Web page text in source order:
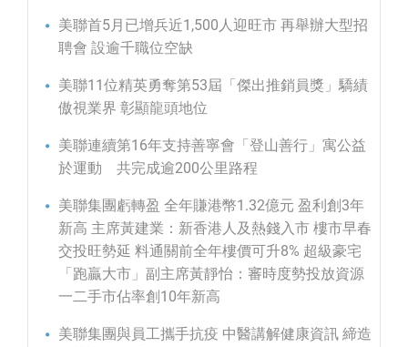
美聯首5月已增兵近1,500人迎旺市 再舉辦大型招
聘會 設逾千職位空缺
美聯11位精英勇奪第53屆「傑出推銷員獎」驕績
傲視業界 彰顯龍頭地位
美聯連續第16年支持善寧會「登山善行」寓公益
於運動 共完成逾200公里路程
美聯集團虧轉盈 全年賺港幣1.32億元 盈利創3年
新高 主席黃建業：新香港人及熱錢入市 樓市早春
交投旺勢延 料通關前全年樓價可升8% 超級豪宅
「跑贏大市」副主席黃靜怡：審時度勢投放資源
一二手市佔率創10年新高
美聯集團與員工攜手抗疫 中醫講解健康資訊 締造